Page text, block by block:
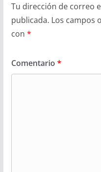
Tu dirección de correo
publicada. Los campos
con *
Comentario *